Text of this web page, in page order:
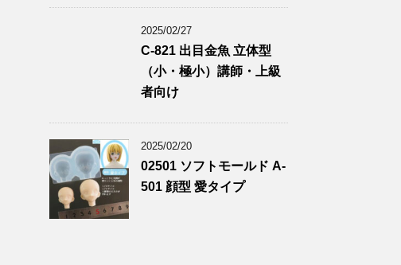
2025/02/27
C-821 出目金魚 立体型
（小・極小）講師・上級
者向け
2025/02/20
02501 ソフトモールド A-
501 顔型 愛タイプ